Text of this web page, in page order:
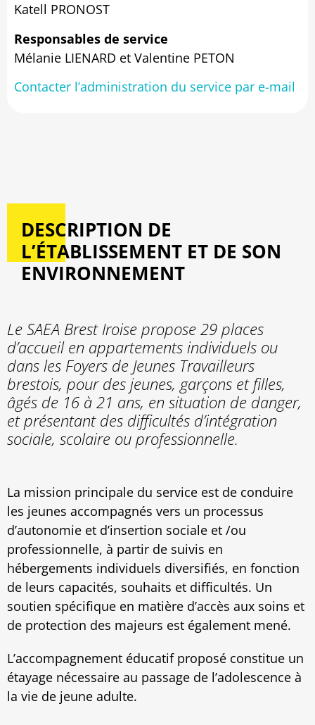
Katell PRONOST
Responsables de service
Mélanie LIENARD et Valentine PETON
Contacter l’administration du service par e-mail
DESCRIPTION DE
L’ÉTABLISSEMENT ET DE SON
ENVIRONNEMENT
Le SAEA Brest Iroise propose 29 places
d’accueil en appartements individuels ou
dans les Foyers de Jeunes Travailleurs
brestois, pour des jeunes, garçons et filles,
âgés de 16 à 21 ans, en situation de danger,
et présentant des difficultés d’intégration
sociale, scolaire ou professionnelle.
La mission principale du service est de conduire
les jeunes accompagnés vers un processus
d’autonomie et d’insertion sociale et /ou
professionnelle, à partir de suivis en
hébergements individuels diversifiés, en fonction
de leurs capacités, souhaits et difficultés. Un
soutien spécifique en matière d’accès aux soins et
de protection des majeurs est également mené.
L’accompagnement éducatif proposé constitue un
étayage nécessaire au passage de l’adolescence à
la vie de jeune adulte.